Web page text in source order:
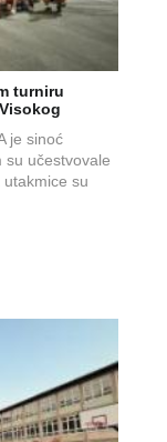
turniru
je sinoć
su učestvovale
su